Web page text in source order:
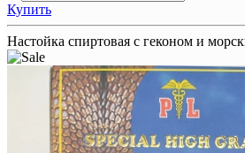
Купить
Настойка спиртовая с геконом и